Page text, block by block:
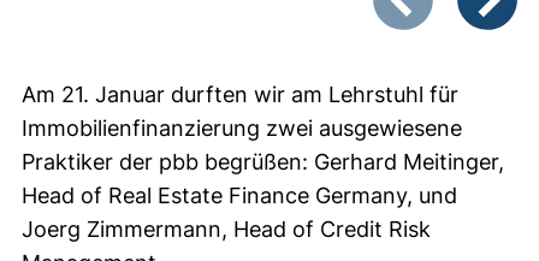
Am 21. Januar durften wir am Lehrstuhl für
Immobilienfinanzierung zwei ausgewiesene
Praktiker der pbb begrüßen: Gerhard Meitinger,
Head of Real Estate Finance Germany, und
Joerg Zimmermann, Head of Credit Risk